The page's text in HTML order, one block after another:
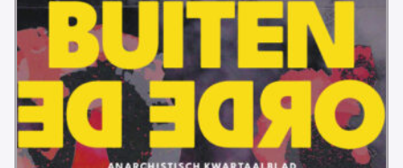
BASTION BASTARDS
DE CRISIS VOORBIJ
CODE ZWART
FREE JOCK PALFREEMAN